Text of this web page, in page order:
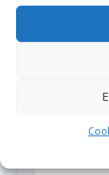
Iker
in